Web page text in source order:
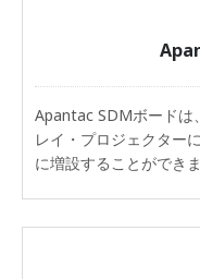
Apantac SDMボードは
レイ・プロジェクター
に増設することができま